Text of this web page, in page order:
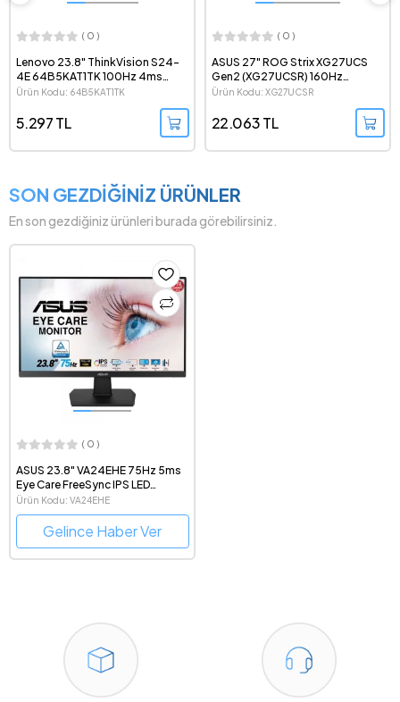
( 0 )
Lenovo 23.8" ThinkVision S24-
4E 64B5KAT1TK 100Hz 4ms
1080p IPS LED Monitör
Ürün Kodu: 64B5KAT1TK
5.297 TL
( 0 )
ASUS 27" ROG Strix XG27UCS
Gen2 (XG27UCSR) 160Hz
(324Hz-1080p) 0.3ms FreeSync
Dual Mode IPS LED Monitör
Ürün Kodu: XG27UCSR
22.063 TL
SON GEZDİĞİNİZ ÜRÜNLER
En son gezdiğiniz ürünleri burada görebilirsiniz.
( 0 )
ASUS 23.8" VA24EHE 75Hz 5ms
Eye Care FreeSync IPS LED
Monitör
Ürün Kodu: VA24EHE
Gelince Haber Ver